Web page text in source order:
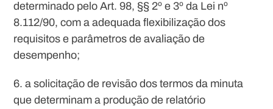
determinado pelo Art. 98, §§ 2º e 3º da Lei nº
8.112/90, com a adequada flexibilização dos
requisitos e parâmetros de avaliação de
desempenho;
6. a solicitação de revisão dos termos da minuta
que determinam a produção de relatório